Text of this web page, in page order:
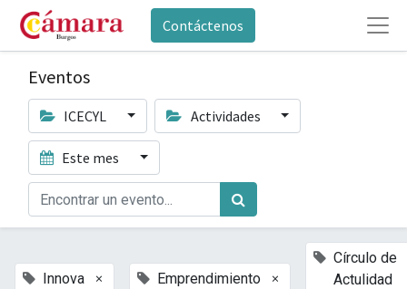
Contáctenos
Eventos
ICECYL Actividades
Este mes
Innova × Emprendimiento ×
Círculo de
Actulidad